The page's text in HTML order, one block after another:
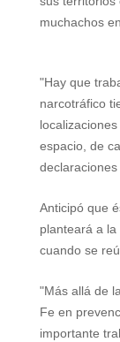
s
p
g
m
muchachos
"Hay que
narcotráfico
espacio, de
Anticipó que
planteará a
cuando se
"Más allá de
Fe en
importante